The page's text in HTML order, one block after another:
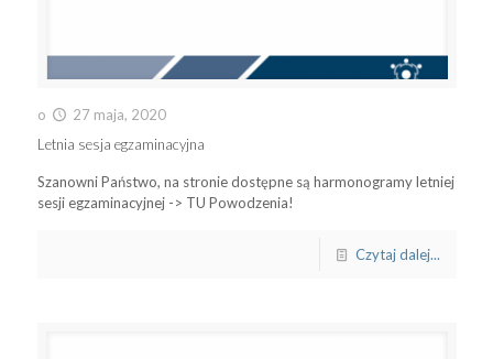
o
27 maja, 2020
Letnia sesja egzaminacyjna
Szanowni Państwo, na stronie dostępne są harmonogramy letniej
sesji egzaminacyjnej -> TU Powodzenia!
Czytaj dalej...